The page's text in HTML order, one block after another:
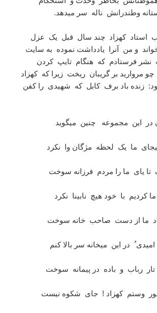
وطندرانش ناله سر میدهد.
استاد کهزاد چند سال قبل یک عزل
و من آنرا یادداشت نموده به سایت
نشر فرستادم که هنگام تایپ کردن
مروارید بر گریبان ریخت زیرا که کهزاد
زنده باد برف کابل که شهیدی را کفن
در این مجموعه چنین میگوید
ما یک لحظه مژگان وا نکرد
تا یای ما را مردم فرزانه سوخت
کردیم با خود هیچ نابینا نکرد
ما از دست صاحب خانه سوخت
در این میخانه سر بالا کنم
تار رباب و باده در پیمانه سوخت
وستم کهزاد ! جای شکوه نیست